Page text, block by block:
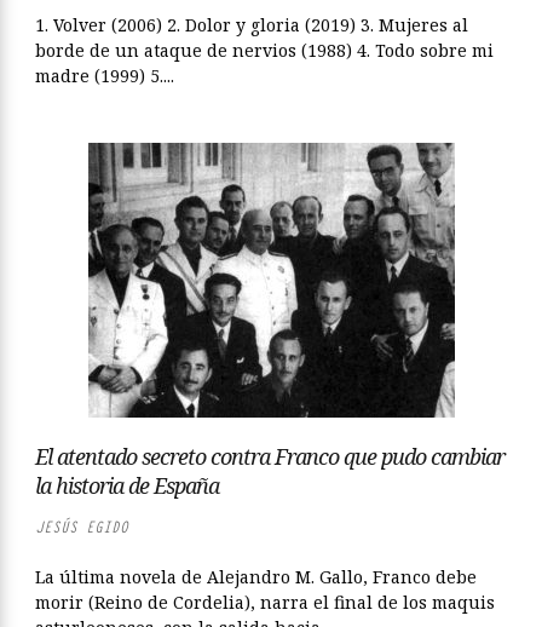
1. Volver (2006) 2. Dolor y gloria (2019) 3. Mujeres al
borde de un ataque de nervios (1988) 4. Todo sobre mi
madre (1999) 5....
El atentado secreto contra Franco que pudo cambiar
la historia de España
JESÚS EGIDO
La última novela de Alejandro M. Gallo, Franco debe
morir (Reino de Cordelia), narra el final de los maquis